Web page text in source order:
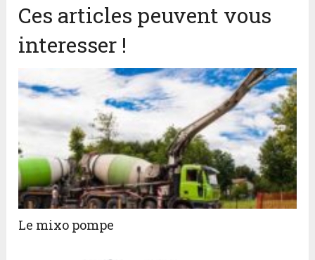
Ces articles peuvent vous
interesser !
Le mixo pompe